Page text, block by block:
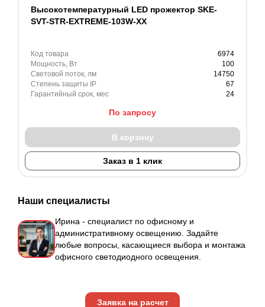
Высокотемпературный LED прожектор SKE-
SVT-STR-EXTREME-103W-XX
Код товара
6974
Мощность, Вт
100
Световой поток, лм
14750
Степень защиты IP
67
Гарантийный срок, мес
24
По запросу
В корзину
Заказ в 1 клик
Наши специалисты
Ирина - специалист по офисному и
административному освещению. Задайте
любые вопросы, касающиеся выбора и монтажа
офисного светодиодного освещения.
Заявка на расчет